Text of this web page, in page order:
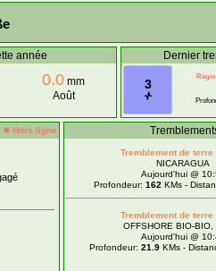
année
0.0 mm
Août
Dernier
3
Hors ligne
Tremblement de terre
NICARAGUA
Aujourd'hui @
Profondeur: 162 KMs -
Tremblement de terre
OFFSHORE BIO-BIO,
Aujourd'hui @
Profondeur: 21.9 KMs -